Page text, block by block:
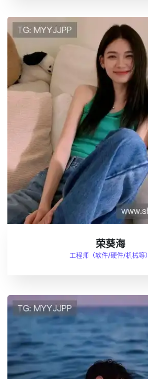
荣葵海
工程师（软件/硬件/机械等）